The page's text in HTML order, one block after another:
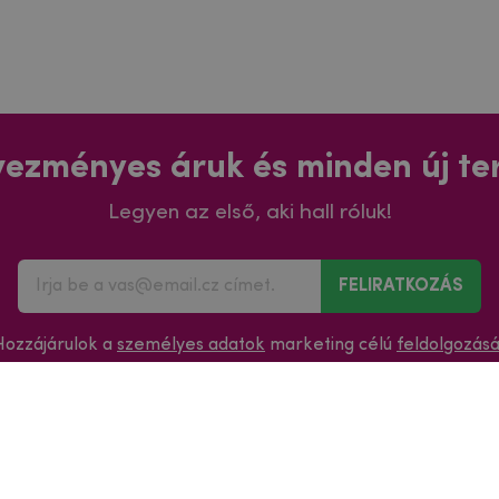
áruk és minden új
Legyen az első, aki hall róluk!
FELIRATKOZÁS
a személyes adatok marketing célú